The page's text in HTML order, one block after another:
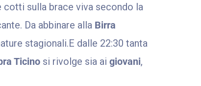
cotti sulla brace viva secondo la
Da abbinare alla Birra
stagionali.E dalle 22:30 tanta
Ticino si rivolge sia ai giovani,